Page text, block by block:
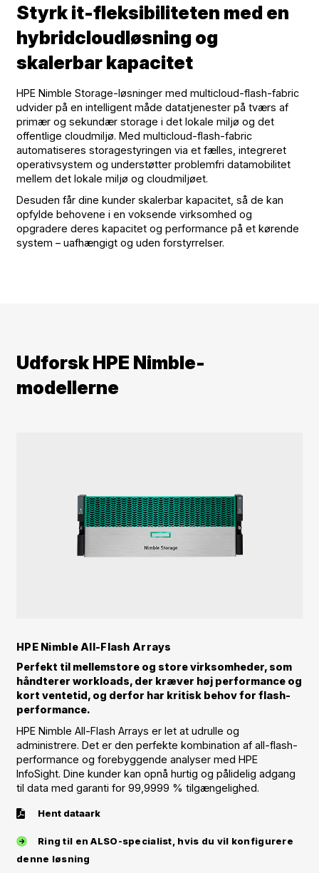
Styrk it-fleksibiliteten med en
hybridcloudløsning og
skalerbar kapacitet
HPE Nimble Storage-løsninger med multicloud-flash-fabric
udvider på en intelligent måde datatjenester på tværs af
primær og sekundær storage i det lokale miljø og det
offentlige cloudmiljø. Med multicloud-flash-fabric
automatiseres storagestyringen via et fælles, integreret
operativsystem og understøtter problemfri datamobilitet
mellem det lokale miljø og cloudmiljøet.
Desuden får dine kunder skalerbar kapacitet, så de kan
opfylde behovene i en voksende virksomhed og
opgradere deres kapacitet og performance på et kørende
system – uafhængigt og uden forstyrrelser.
Udforsk HPE Nimble-
modellerne
HPE Nimble All-Flash Arrays
Perfekt til mellemstore og store virksomheder, som
håndterer workloads, der kræver høj performance og
kort ventetid, og derfor har kritisk behov for flash-
performance.
HPE Nimble All-Flash Arrays er let at udrulle og
administrere. Det er den perfekte kombination af all-flash-
performance og forebyggende analyser med HPE
InfoSight. Dine kunder kan opnå hurtig og pålidelig adgang
til data med garanti for 99,9999 % tilgængelighed.
Hent dataark
Ring til en ALSO-specialist, hvis du vil konfigurere
denne løsning